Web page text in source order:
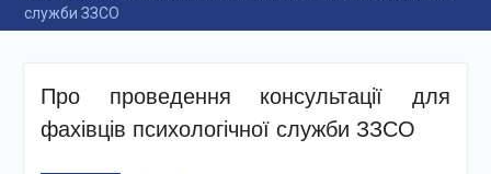
служби ЗЗСО
Про проведення консультації для
фахівців психологічної служби ЗЗСО